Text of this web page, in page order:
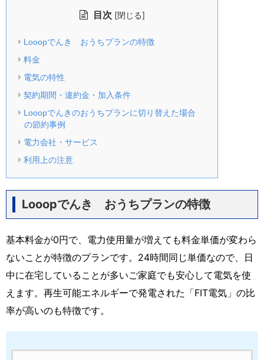
目次 [閉じる]
Looopでんき おうちプランの特徴
料金
電気の特性
契約期間・違約金・加入条件
Looopでんきのおうちプランに切り替えた場合
の節約事例
電力会社・サービス
利用上の注意
Looopでんき おうちプランの特徴
基本料金が0円で、電力使用量が増えても料金単価が変わら
ないことが特徴のプランです。24時間同じ単価なので、日
中に在宅していることが多いご家庭でも安心して電気を使
えます。再生可能エネルギーで発電された「FIT電気」の比
率が高いのも特徴です。